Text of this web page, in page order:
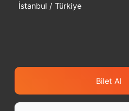
İstanbul / Türkiye
Bilet Al